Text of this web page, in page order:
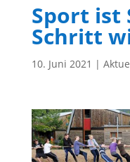
Sport ist
Schritt
10. Juni 2021 |